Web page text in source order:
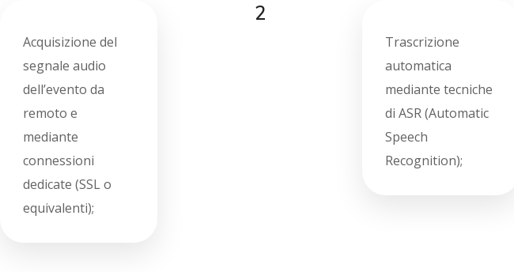
Acquisizione del
segnale audio
dell’evento da
remoto e
mediante
connessioni
dedicate (SSL o
equivalenti);
2
Trascrizione
automatica
mediante tecniche
di ASR (Automatic
Speech
Recognition);